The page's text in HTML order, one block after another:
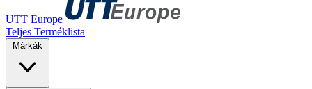
UTT Europe
Teljes Terméklista
Márkák